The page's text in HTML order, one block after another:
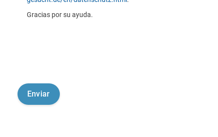
Gracias por su ayuda.